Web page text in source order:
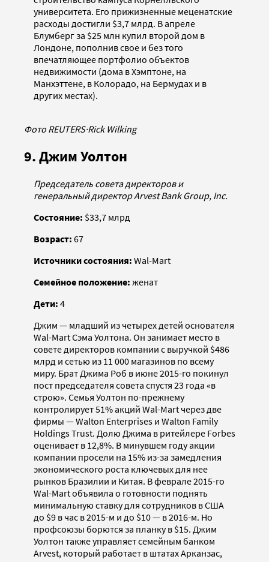
университета. Его прижизненные меценатские
расходы достигли $3,7 млрд. В апреле
Блумберг за $25 млн купил второй дом в
Лондоне, пополнив свое и без того
впечатляющее портфолио объектов
недвижимости (дома в Хэмптоне, на
Манхэттене, в Колорадо, на Бермудах и в
других местах).
Фото REUTERS·Rick Wilking
9. Джим Уолтон
Председатель совета директоров и
генеральный директор Arvest Bank Group, Inc.
Состояние: $33,7 млрд
Возраст: 67
Источники состояния: Wal-Mart
Семейное положение: женат
Дети: 4
Джим — младший из четырех детей основателя
Wal-Mart Сэма Уолтона. Он занимает место в
совете директоров компании с выручкой $486
млрд и сетью из 11 000 магазинов по всему
миру. Брат Джима Роб в июне 2015-го покинул
пост председателя совета спустя 23 года «в
строю». Семья Уолтон по-прежнему
контролирует 51% акций Wal-Mart через две
фирмы — Walton Enterprises и Walton Family
Holdings Trust. Долю Джима в ритейлере Forbes
оценивает в 12,8%. В минувшем году акции
компании просели на 15% из-за замедления
экономического роста ключевых для нее
рынков Бразилии и Китая. В феврале 2015-го
Wal-Mart объявила о готовности поднять
минимальную ставку для сотрудников в США
до $9 в час в 2015-м и до $10 — в 2016-м. Но
профсоюзы борются за планку в $15. Джим
Уолтон также управляет семейным банком
Arvest, который работает в штатах Арканзас,